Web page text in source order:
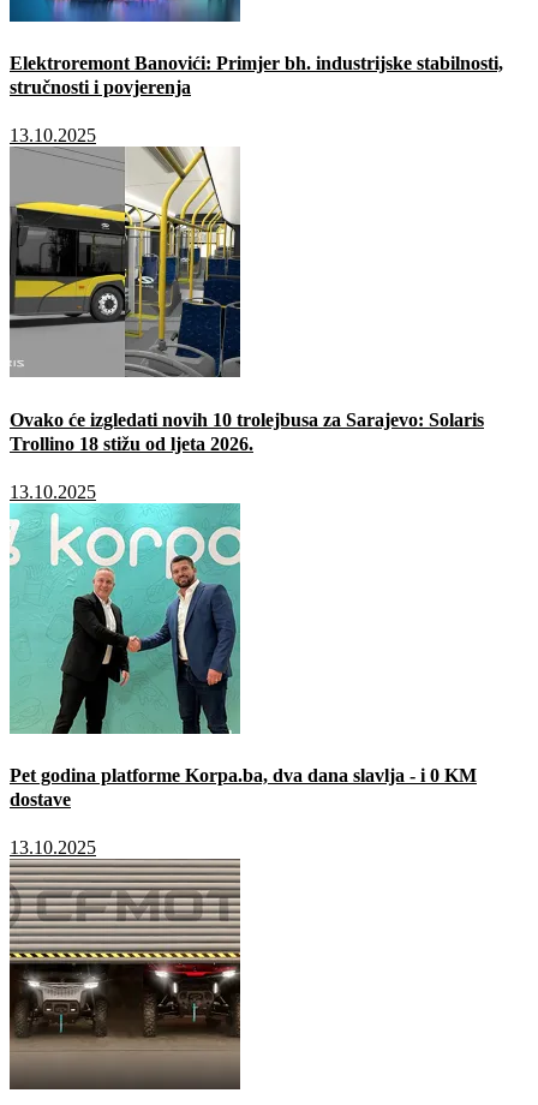
Elektroremont Banovići: Primjer bh. industrijske stabilnosti,
stručnosti i povjerenja
13.10.2025
Ovako će izgledati novih 10 trolejbusa za Sarajevo: Solaris
Trollino 18 stižu od ljeta 2026.
13.10.2025
Pet godina platforme Korpa.ba, dva dana slavlja - i 0 KM
dostave
13.10.2025